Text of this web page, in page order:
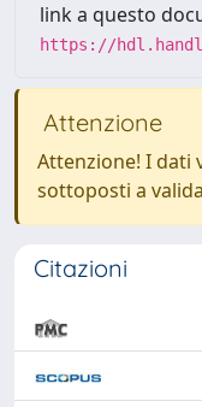
link a questo
https://
Attenzione
Attenzione! I dati
sottoposti a
Citazioni